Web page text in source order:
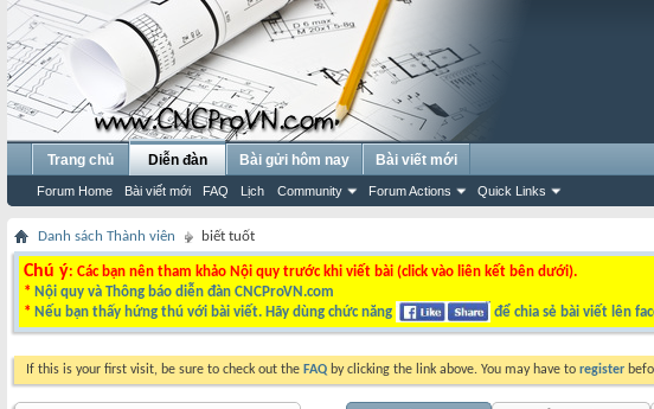
Trang chủ Diễn đàn
Forum Home Bài viết mới FAQ Lịch Community Forum Actions Quick Links
Bài gửi hôm nay Bài viết mới
Danh sách Thành viên biết tuốt
Chú ý: Các bạn nên tham khảo Nội quy trước khi viết bài (click vào liên kết bên dưới).
* Nội quy và Thông báo diễn đàn CNCProVN.com
* Nếu bạn thấy hứng thú với bài viết. Hãy dùng chức năng để chia sẻ bài viết lên
If this is your first visit, be sure to check out the FAQ by clicking the link above. You may have to register